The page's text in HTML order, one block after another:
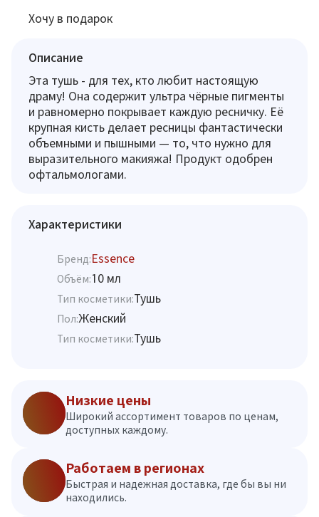
Хочу в подарок
Описание
Эта тушь - для тех, кто любит настоящую
драму! Она содержит ультра чёрные пигменты
и равномерно покрывает каждую ресничку. Её
крупная кисть делает ресницы фантастически
объемными и пышными — то, что нужно для
выразительного макияжа! Продукт одобрен
офтальмологами.
Характеристики
Бренд:Essence
Объём:10 мл
Тип косметики:Тушь
Пол:Женский
Тип косметики:Тушь
Низкие цены
Широкий ассортимент товаров по ценам,
доступных каждому.
Работаем в регионах
Быстрая и надежная доставка, где бы вы ни
находились.